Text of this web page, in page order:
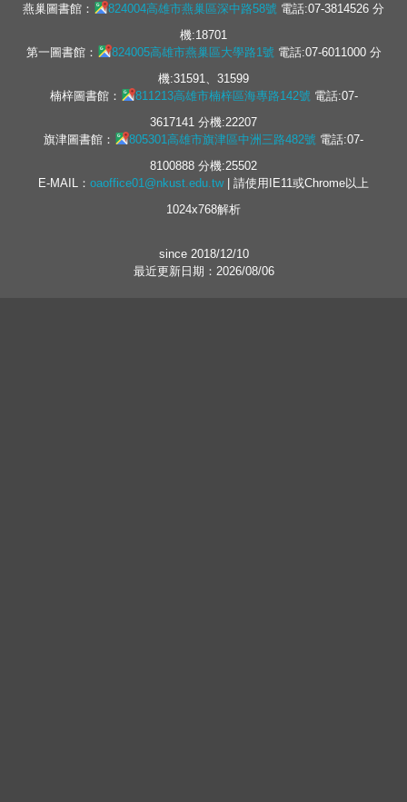
燕巢圖書館：
824004高雄市燕巢區深中路58號 電話:07-3814526 分
機:18701
第一圖書館：
824005高雄市燕巢區大學路1號電話:07-6011000 分
機:31591、31599
楠梓圖書館：
811213高雄市楠梓區海專路142號電話:07-
3617141 分機:22207
旗津圖書館：
805301高雄市旗津區中洲三路482號 電話:07-
8100888 分機:25502
E-MAIL： oaoffice01@nkust.edu.tw| 請使用IE11或Chrome以上
1024x768解析
since 2018/12/10
最近更新日期：2026/08/06